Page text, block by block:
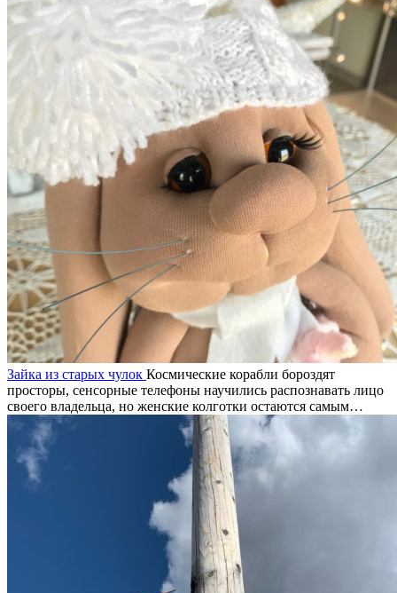
Зайка из старых чулок Космические корабли бороздят
просторы, сенсорные телефоны научились распознавать лицо
своего владельца, но женские колготки остаются самым…